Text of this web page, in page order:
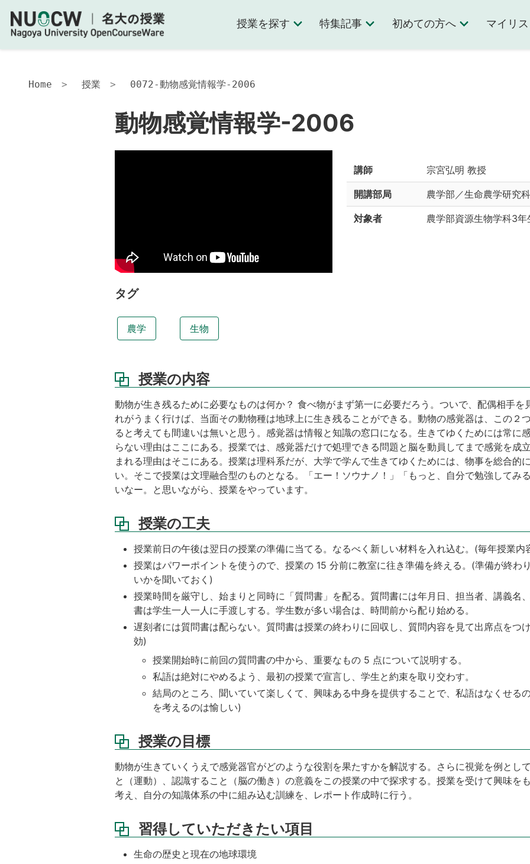
授業を探す 特集記事 初めての方へ マイリス
Home 授業 0072-動物感覚情報学-2006
動物感覚情報学-2006
講師 宗宮弘明 教授
開講部局 農学部／生命農学研究科
対象者 農学部資源生物学科3年
タグ
農学 生物
授業の内容
動物が生き残るために必要なものは何か？ 食べ物がまず第一に必要だろう。ついで、配偶相手を
れがうまく行けば、当面その動物種は地球上に生き残ることができる。動物の感覚器は、この２
ると考えても間違いは無いと思う。感覚器は情報と知識の窓口になる。生きてゆくためには常に
らない理由はここにある。授業では、感覚器だけで処理できる問題と脳を動員してまで感覚を成
まれる理由はそこにある。授業は理科系だが、大学で学んで生きてゆくためには、物事を総合的
い。そこで授業は文理融合型のものとなる。「エー！ソウナノ！」「もっと、自分で勉強してみ
いなー。と思いながら、授業をやっています。
授業の工夫
授業前日の午後は翌日の授業の準備に当てる。なるべく新しい材料を入れ込む。(毎年授業内
授業はパワーポイントを使うので、授業の 15 分前に教室に往き準備を終える。(準備が終わ
いかを聞いておく)
授業時間を厳守し、始まりと同時に「質問書」を配る。質問書には年月日、担当者、講義名
書は学生一人一人に手渡しする。学生数が多い場合は、時間前から配り始める。
遅刻者には質問書は配らない。質問書は授業の終わりに回収し、質問内容を見て出席点をつ
効)
授業開始時に前回の質問書の中から、重要なもの 5 点について説明する。
私語は絶対にやめるよう、最初の授業で宣言し、学生と約束を取り交わす。
結局のところ、聞いていて楽しくて、興味ある中身を提供することで、私語はなくせる
を考えるのは愉しい)
授業の目標
動物が生きていくうえで感覚器官がどのような役割を果たすかを解説する。さらに視覚を例とし
と（運動）、認識すること（脳の働き）の意義をこの授業の中で探求する。授業を受けて興味を
考え、自分の知識体系の中に組み込む訓練を、レポート作成時に行う。
習得していただきたい項目
生命の歴史と現在の地球環境